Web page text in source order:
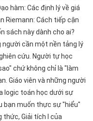
hàm: Các định lý về giá
Riemann: Cách tiếp cận
sách này dành cho ai?
người cần một nền tảng lý
cứu. Người tự học
chứ không chỉ là "làm
Giáo viên và những người
logic toán học dưới sự
bạn muốn thực sự "hiểu"
thức, Giải tích I của